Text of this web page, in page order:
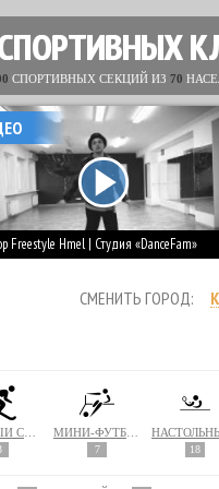
СПОРТИВНЫХ СЕКЦИЙ ИЗ 70
Freestyle Hmel | Студия «DanceFam»
СМЕНИТЬ ГОРОД:
7 18